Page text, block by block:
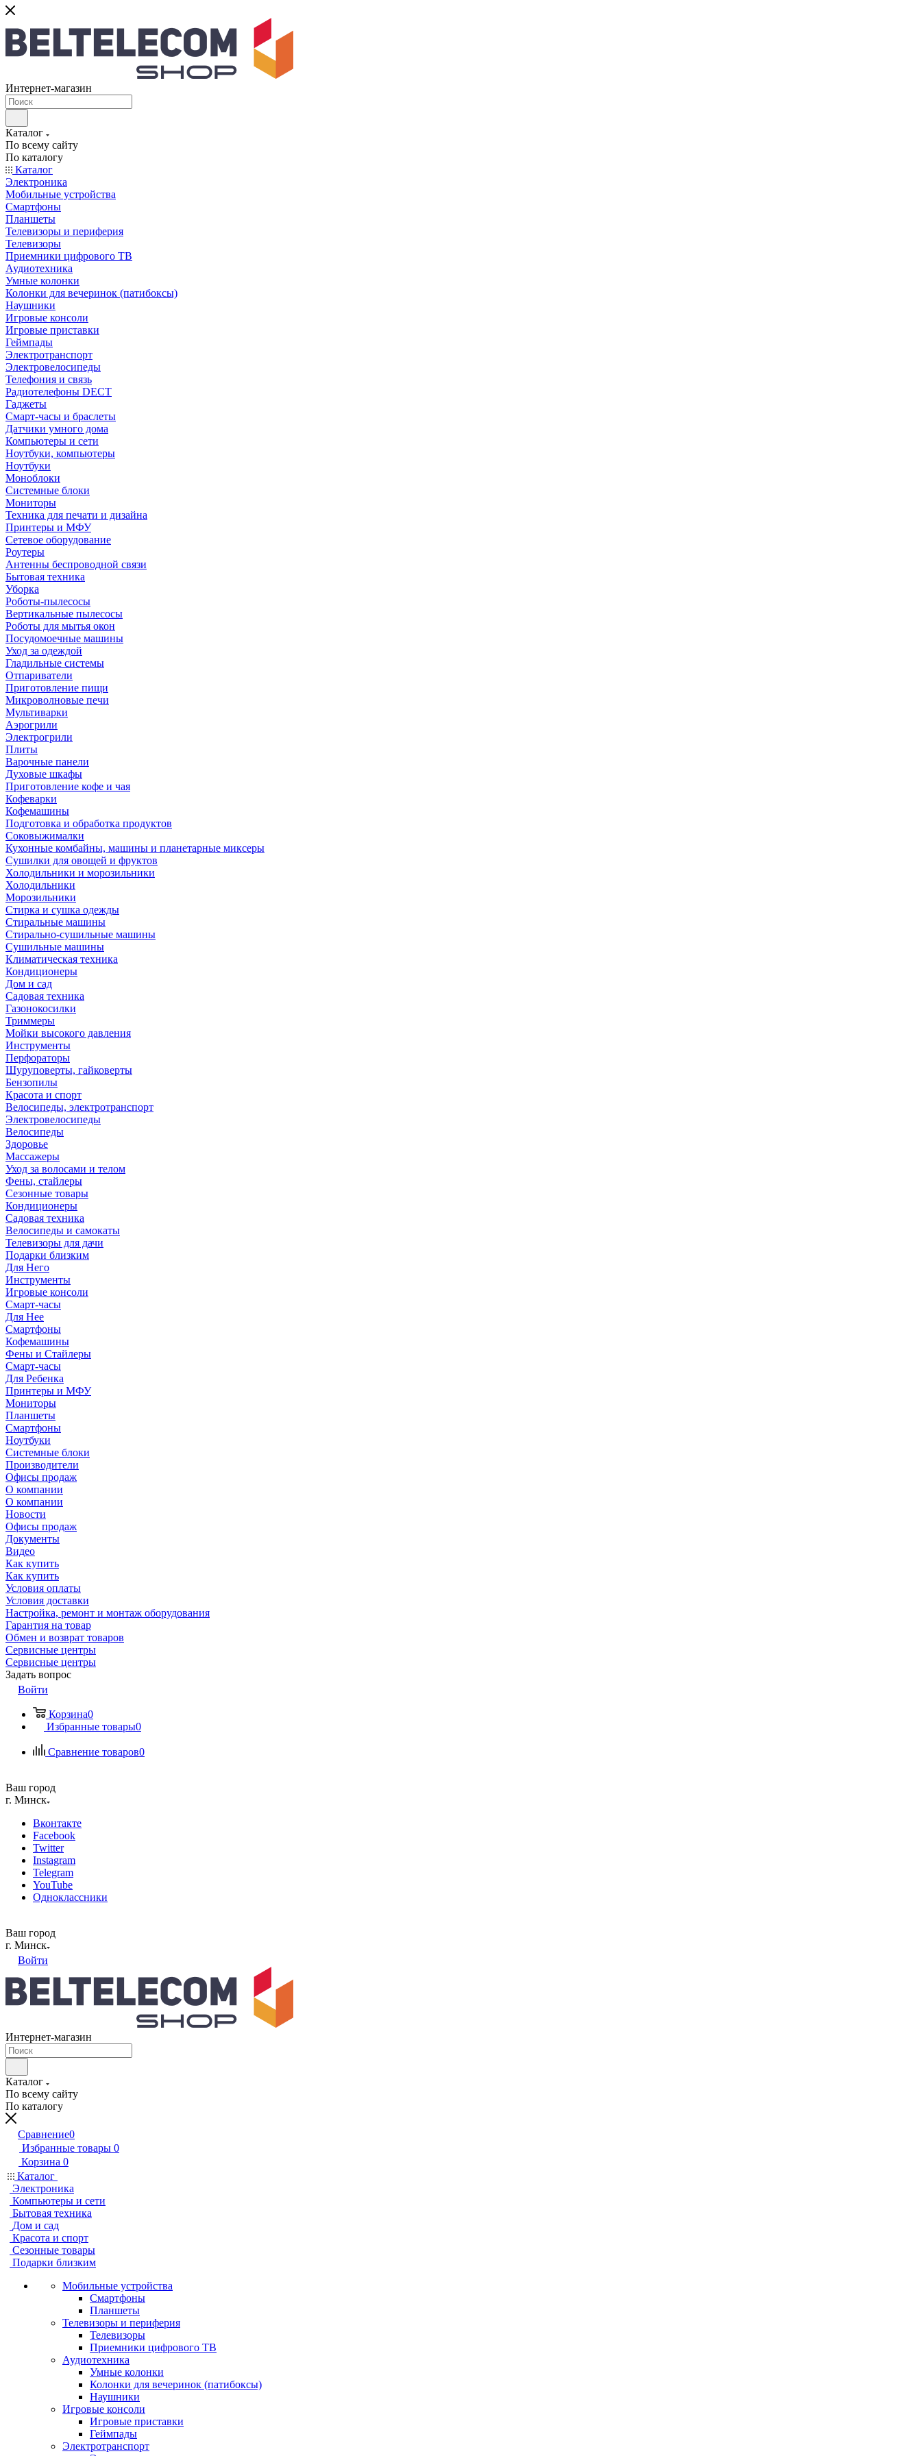
Интернет-магазин
Каталог
По всему сайту
По каталогу
Каталог
Электроника
Мобильные устройства
Смартфоны
Планшеты
Телевизоры и периферия
Телевизоры
Приемники цифрового ТВ
Аудиотехника
Умные колонки
Колонки для вечеринок (патибоксы)
Наушники
Игровые консоли
Игровые приставки
Геймпады
Электротранспорт
Электровелосипеды
Телефония и связь
Радиотелефоны DECT
Гаджеты
Смарт-часы и браслеты
Датчики умного дома
Компьютеры и сети
Ноутбуки, компьютеры
Ноутбуки
Моноблоки
Системные блоки
Мониторы
Техника для печати и дизайна
Принтеры и МФУ
Сетевое оборудование
Роутеры
Антенны беспроводной связи
Бытовая техника
Уборка
Роботы-пылесосы
Вертикальные пылесосы
Роботы для мытья окон
Посудомоечные машины
Уход за одеждой
Гладильные системы
Отпариватели
Приготовление пищи
Микроволновые печи
Мультиварки
Аэрогрили
Электрогрили
Плиты
Варочные панели
Духовые шкафы
Приготовление кофе и чая
Кофеварки
Кофемашины
Подготовка и обработка продуктов
Соковыжималки
Кухонные комбайны, машины и планетарные миксеры
Сушилки для овощей и фруктов
Холодильники и морозильники
Холодильники
Морозильники
Стирка и сушка одежды
Стиральные машины
Стирально-сушильные машины
Сушильные машины
Климатическая техника
Кондиционеры
Дом и сад
Садовая техника
Газонокосилки
Триммеры
Мойки высокого давления
Инструменты
Перфораторы
Шуруповерты, гайковерты
Бензопилы
Красота и спорт
Велосипеды, электротранспорт
Электровелосипеды
Велосипеды
Здоровье
Массажеры
Уход за волосами и телом
Фены, стайлеры
Сезонные товары
Кондиционеры
Садовая техника
Велосипеды и самокаты
Телевизоры для дачи
Подарки близким
Для Него
Инструменты
Игровые консоли
Смарт-часы
Для Нее
Смартфоны
Кофемашины
Фены и Стайлеры
Смарт-часы
Для Ребенка
Принтеры и МФУ
Мониторы
Планшеты
Смартфоны
Ноутбуки
Системные блоки
Производители
Офисы продаж
О компании
О компании
Новости
Офисы продаж
Документы
Видео
Как купить
Как купить
Условия оплаты
Условия доставки
Настройка, ремонт и монтаж оборудования
Гарантия на товар
Обмен и возврат товаров
Сервисные центры
Сервисные центры
Задать вопрос
Войти
Корзина0
Избранные товары0
Сравнение товаров0
Ваш город
г. Минск
Вконтакте
Facebook
Twitter
Instagram
Telegram
YouTube
Одноклассники
Ваш город
г. Минск
Войти
Интернет-магазин
Каталог
По всему сайту
По каталогу
Сравнение0
Избранные товары 0
Корзина 0
Каталог
Электроника
Компьютеры и сети
Бытовая техника
Дом и сад
Красота и спорт
Сезонные товары
Подарки близким
Мобильные устройства
Смартфоны
Планшеты
Телевизоры и периферия
Телевизоры
Приемники цифрового ТВ
Аудиотехника
Умные колонки
Колонки для вечеринок (патибоксы)
Наушники
Игровые консоли
Игровые приставки
Геймпады
Электротранспорт